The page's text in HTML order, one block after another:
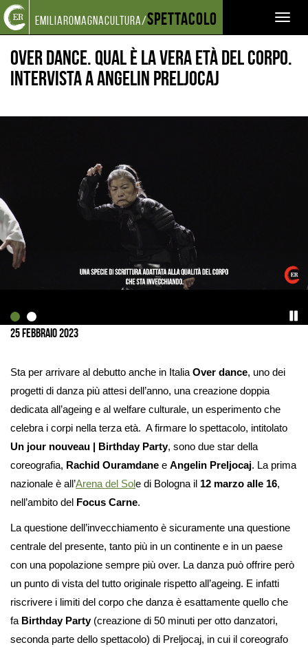
Torna
alla
home
Cerca
nel
sito
Salta
ai
contenuti
Salta
al
menu
emiliaromagnacultura/Spettacolo
EVENTI E NEWS
NOTIZIE
OVER DANCE. QUAL È LA VERA ETÀ DEL CORPO. INTERVISTA A ANGELIN PRELJOCAJ
Over Dance. Qual è la vera età del corpo.
Intervista a Angelin Preljocaj
immagine
25 febbraio 2023
Sta per arrivare al debutto anche in Italia Over dance, uno dei
progetti di danza più attesi dell’anno, una creazione doppia
dedicata all’ageing e al welfare culturale, un esperimento che
celebra i corpi nella terza età. A firmare lo spettacolo, intitolato
Un jour nouveau | Birthday Party, sono due star della
coreografia, Rachid Ouramdane e Angelin Preljocaj. La prima
nazionale è all’Arena del Sole di Bologna il 12 marzo alle 16,
nell’ambito del Focus Carne.
La questione dell’invecchiamento è sicuramente una questione
centrale del presente, tanto più in un continente e in un paese
con una popolazione sempre più over. La danza può offrire però
un punto di vista del tutto originale rispetto all’ageing. E infatti
riscrivere i limiti del corpo che danza è esattamente quello che
fa Birthday Party(creazione di 50 minuti per otto danzatori,
seconda parte dello spettacolo) di Preljocaj, in cui il coreografo